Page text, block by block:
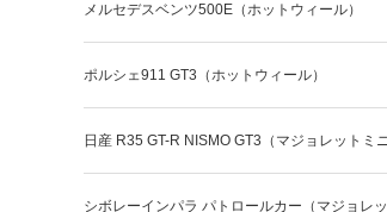
メルセデスベンツ500E（ホットウィール）
ポルシェ911 GT3（ホットウィール）
日産 R35 GT-R NISMO GT3（マジョレットミ
シボレーインパラ パトロールカー（マジョレ